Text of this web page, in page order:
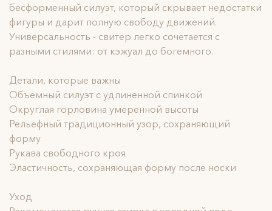
бесформенный силуэт, который скрывает недостатки
фигуры и дарит полную свободу движений.
Универсальность - свитер легко сочетается с
разными стилями: от кэжуал до богемного.
Детали, которые важны
Объемный силуэт с удлиненной спинкой
Округлая горловина умеренной высоты
Рельефный традиционный узор, сохраняющий
форму
Рукава свободного кроя
Эластичность, сохраняющая форму после носки
Уход